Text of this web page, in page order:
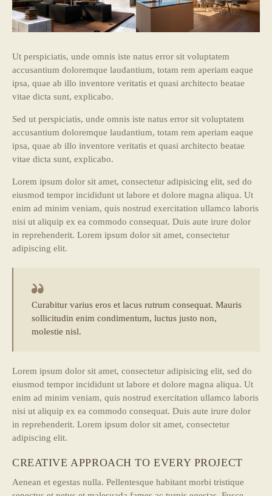
Ut perspiciatis, unde omnis iste natus error sit voluptatem
accusantium doloremque laudantium, totam rem aperiam eaque
ipsa, quae ab illo inventore veritatis et quasi architecto beatae
vitae dicta sunt, explicabo.
Sed ut perspiciatis, unde omnis iste natus error sit voluptatem
accusantium doloremque laudantium, totam rem aperiam eaque
ipsa, quae ab illo inventore veritatis et quasi architecto beatae
vitae dicta sunt, explicabo.
Lorem ipsum dolor sit amet, consectetur adipisicing elit, sed do
eiusmod tempor incididunt ut labore et dolore magna aliqua. Ut
enim ad minim veniam, quis nostrud exercitation ullamco laboris
nisi ut aliquip ex ea commodo consequat. Duis aute irure dolor
in reprehenderit. Lorem ipsum dolor sit amet, consectetur
adipiscing elit.
Curabitur varius eros et lacus rutrum consequat. Mauris
sollicitudin enim condimentum, luctus justo non,
molestie nisl.
Lorem ipsum dolor sit amet, consectetur adipisicing elit, sed do
eiusmod tempor incididunt ut labore et dolore magna aliqua. Ut
enim ad minim veniam, quis nostrud exercitation ullamco laboris
nisi ut aliquip ex ea commodo consequat. Duis aute irure dolor
in reprehenderit. Lorem ipsum dolor sit amet, consectetur
adipiscing elit.
CREATIVE APPROACH TO EVERY PROJECT
Aenean et egestas nulla. Pellentesque habitant morbi tristique